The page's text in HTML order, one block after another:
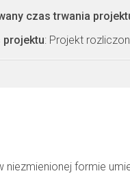
czas trwania
projektu: Projekt
formie